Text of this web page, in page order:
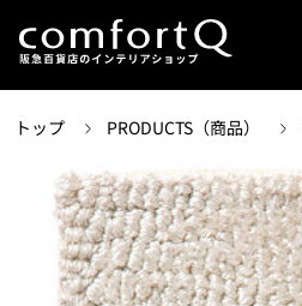
トップ PRODUCTS（商品）